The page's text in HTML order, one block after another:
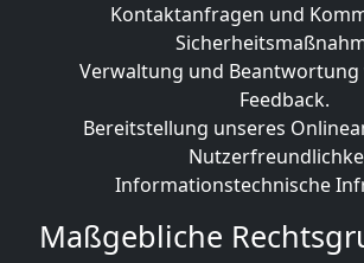
Kontaktanfragen und
Verwaltung und Beantwortung
Feedback.
Bereitstellung unseres
Informationstechnische
Maßgebliche